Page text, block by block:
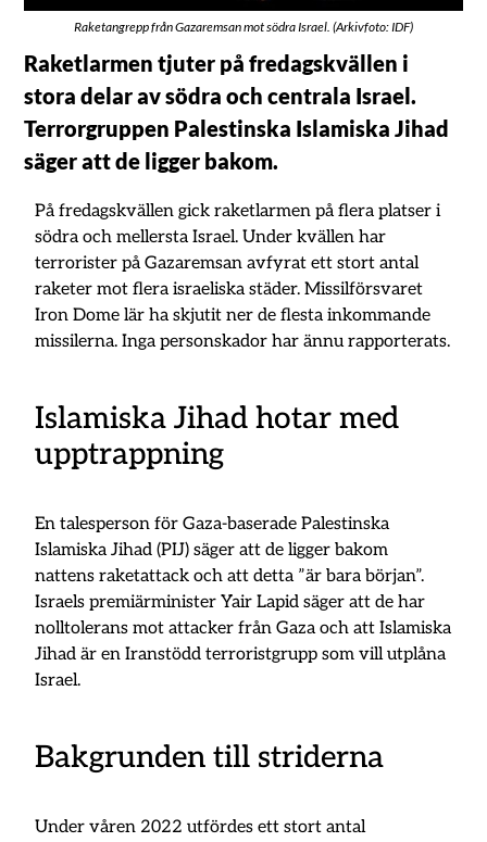
Raketangrepp från Gazaremsan mot södra Israel. (Arkivfoto: IDF)
Raketlarmen tjuter på fredagskvällen i
stora delar av södra och centrala Israel.
Terrorgruppen Palestinska Islamiska Jihad
säger att de ligger bakom.
På fredagskvällen gick raketlarmen på flera platser i
södra och mellersta Israel. Under kvällen har
terrorister på Gazaremsan avfyrat ett stort antal
raketer mot flera israeliska städer. Missilförsvaret
Iron Dome lär ha skjutit ner de flesta inkommande
missilerna. Inga personskador har ännu rapporterats.
Islamiska Jihad hotar med
upptrappning
En talesperson för Gaza-baserade Palestinska
Islamiska Jihad (PIJ) säger att de ligger bakom
nattens raketattack och att detta ”är bara början”.
Israels premiärminister Yair Lapid säger att de har
nolltolerans mot attacker från Gaza och att Islamiska
Jihad är en Iranstödd terroristgrupp som vill utplåna
Israel.
Bakgrunden till striderna
Under våren 2022 utfördes ett stort antal